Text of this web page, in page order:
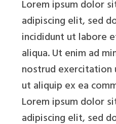
Lorem ipsum dolor
adipiscing elit, sed
incididunt ut labore
aliqua. Ut enim ad
nostrud exercitation
ut aliquip ex ea
Lorem ipsum dolor
adipiscing elit, sed